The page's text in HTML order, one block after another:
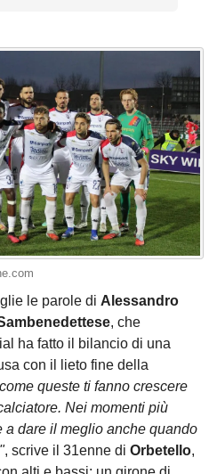
le parole di Alessandro
, che
ha fatto il bilancio di una
con il lieto fine della
queste ti fanno crescere
Nei momenti più
dare il meglio anche quando
, scrive il 31enne di Orbetello,